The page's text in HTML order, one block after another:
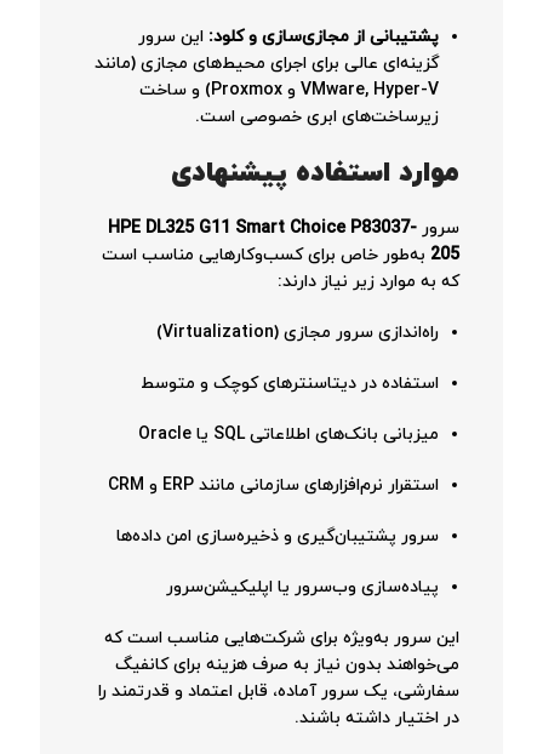
پشتیبانی از مجازی‌سازی و کلود: این سرور
گزینه‌ای عالی برای اجرای محیط‌های مجازی (مانند
VMware, Hyper-V و Proxmox) و ساخت
زیرساخت‌های ابری خصوصی است.
موارد استفاده پیشنهادی
سرور HPE DL325 G11 Smart Choice P83037-
205 به‌طور خاص برای کسب‌وکارهایی مناسب است
که به موارد زیر نیاز دارند:
راه‌اندازی سرور مجازی (Virtualization)
استفاده در دیتاسنترهای کوچک و متوسط
میزبانی بانک‌های اطلاعاتی SQL یا Oracle
استقرار نرم‌افزارهای سازمانی مانند ERP و CRM
سرور پشتیبان‌گیری و ذخیره‌سازی امن داده‌ها
پیاده‌سازی وب‌سرور یا اپلیکیشن‌سرور
این سرور به‌ویژه برای شرکت‌هایی مناسب است که
می‌خواهند بدون نیاز به صرف هزینه‌ برای کانفیگ
سفارشی، یک سرور آماده، قابل اعتماد و قدرتمند را
در اختیار داشته باشند.